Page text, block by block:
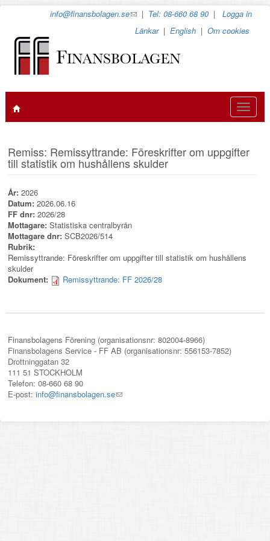
info@finansbolagen.se(link
e-
| Tel: 08-660 68 90 |Logga in
Länkar|English |Om cookies
Toggle
Remiss: Remissyttrande: Föreskrifter om uppgifter
till statistik om hushållens skulder
År:2026
Datum:2026.06.16
FF dnr:2026/28
Mottagare:Statistiska centralbyrån
Mottagare dnr:SCB2026/514
Rubrik:
Remissyttrande: Föreskrifter om uppgifter till statistik om hushållens
skulder
Dokument:
Remissyttrande: FF 2026/28
Finansbolagens Förening (organisationsnr: 802004-8966)
Finansbolagens Service - FF AB (organisationsnr: 556153-7852)
Drottninggatan 32
111 51 STOCKHOLM
Telefon: 08-660 68 90
E-post:info@finansbolagen.se(link